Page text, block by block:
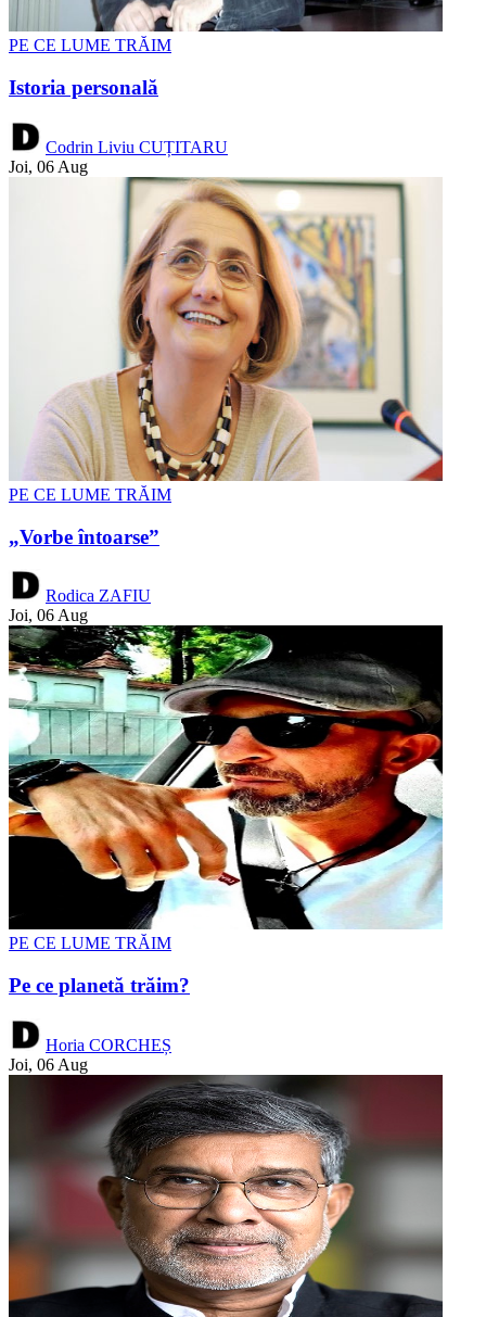
PE CE LUME TRĂIM
Istoria personală
Codrin Liviu CUȚITARU
Joi, 06 Aug
PE CE LUME TRĂIM
„Vorbe întoarse”
Rodica ZAFIU
Joi, 06 Aug
PE CE LUME TRĂIM
Pe ce planetă trăim?
Horia CORCHEȘ
Joi, 06 Aug